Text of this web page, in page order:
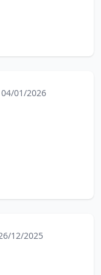
01/2026
12/2025